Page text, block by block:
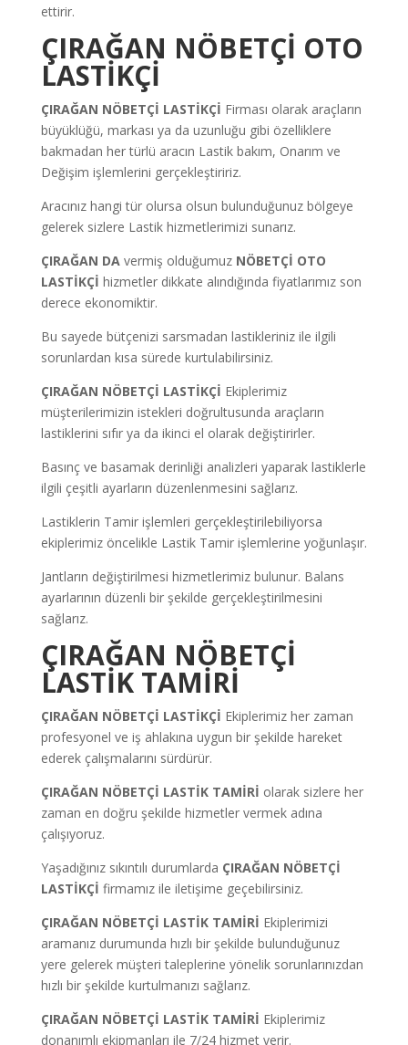
ettirir.
ÇIRAĞAN NÖBETÇİ OTO
LASTİKÇİ
ÇIRAĞAN NÖBETÇİ LASTİKÇİ Firması olarak araçların
büyüklüğü, markası ya da uzunluğu gibi özelliklere
bakmadan her türlü aracın Lastik bakım, Onarım ve
Değişim işlemlerini gerçekleştiririz.
Aracınız hangi tür olursa olsun bulunduğunuz bölgeye
gelerek sizlere Lastik hizmetlerimizi sunarız.
ÇIRAĞAN DA vermiş olduğumuz NÖBETÇİ OTO
LASTİKÇİ hizmetler dikkate alındığında fiyatlarımız son
derece ekonomiktir.
Bu sayede bütçenizi sarsmadan lastikleriniz ile ilgili
sorunlardan kısa sürede kurtulabilirsiniz.
ÇIRAĞAN NÖBETÇİ LASTİKÇİ Ekiplerimiz
müşterilerimizin istekleri doğrultusunda araçların
lastiklerini sıfır ya da ikinci el olarak değiştirirler.
Basınç ve basamak derinliği analizleri yaparak lastiklerle
ilgili çeşitli ayarların düzenlenmesini sağlarız.
Lastiklerin Tamir işlemleri gerçekleştirilebiliyorsa
ekiplerimiz öncelikle Lastik Tamir işlemlerine yoğunlaşır.
Jantların değiştirilmesi hizmetlerimiz bulunur. Balans
ayarlarının düzenli bir şekilde gerçekleştirilmesini
sağlarız.
ÇIRAĞAN NÖBETÇİ
LASTİK TAMİRİ
ÇIRAĞAN NÖBETÇİ LASTİKÇİ Ekiplerimiz her zaman
profesyonel ve iş ahlakına uygun bir şekilde hareket
ederek çalışmalarını sürdürür.
ÇIRAĞAN NÖBETÇİ LASTİK TAMİRİ olarak sizlere her
zaman en doğru şekilde hizmetler vermek adına
çalışıyoruz.
Yaşadığınız sıkıntılı durumlarda ÇIRAĞAN NÖBETÇİ
LASTİKÇİ firmamız ile iletişime geçebilirsiniz.
ÇIRAĞAN NÖBETÇİ LASTİK TAMİRİ Ekiplerimizi
aramanız durumunda hızlı bir şekilde bulunduğunuz
yere gelerek müşteri taleplerine yönelik sorunlarınızdan
hızlı bir şekilde kurtulmanızı sağlarız.
ÇIRAĞAN NÖBETÇİ LASTİK TAMİRİ Ekiplerimiz
donanımlı ekipmanları ile 7/24 hizmet verir.